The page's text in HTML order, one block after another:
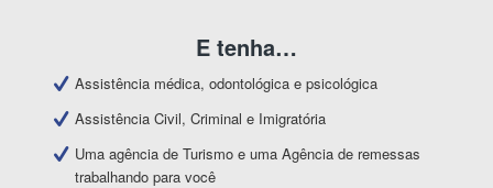
E tenha…
Assistência médica, odontológica e psicológica
Assistência Civil, Criminal e Imigratória
Uma agência de Turismo e uma Agência de remessas
trabalhando para você